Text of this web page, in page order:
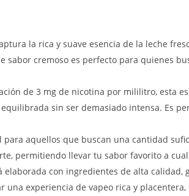
la rica y suave esencia de la leche
cremoso es perfecto para quienes
de 3 mg de nicotina por mililitro, esta
sin ser demasiado intensa. Es
para aquellos que buscan una cantidad
permitiendo llevar tu sabor favorito a
elaborada con ingredientes de alta
una experiencia de vapeo rica y